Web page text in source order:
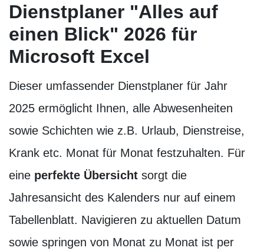
Dienstplaner "Alles auf
einen Blick" 2026 für
Microsoft Excel
Dieser umfassender Dienstplaner für Jahr
2025 ermöglicht Ihnen, alle Abwesenheiten
sowie Schichten wie z.B. Urlaub, Dienstreise,
Krank etc. Monat für Monat festzuhalten. Für
eine perfekte Übersicht sorgt die
Jahresansicht des Kalenders nur auf einem
Tabellenblatt. Navigieren zu aktuellen Datum
sowie springen von Monat zu Monat ist per